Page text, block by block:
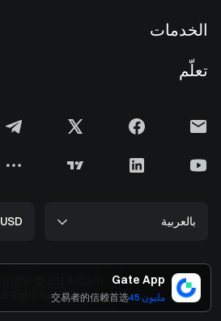
Gate App
交易者的信赖首选
غرفة الأخبار
راعي سباق أوراكل ريد بُل
سياسة ملفات تعريف الارتباط
إثبات الاحتياطي
الأمان
GateToken (GT)
التداول الفوري
مركز الكسب
Alpha
Gate Pay
الخدمات
مزايا VIP
المؤسساتي
معيار السعر
طلب الإدراج
مركز المطورين (API)
معلومات عن التحقق
تعلّم
أخبار Gate
تحديث ETH
بيانات ضخمة
بالعربية USD
All Right Reserved.